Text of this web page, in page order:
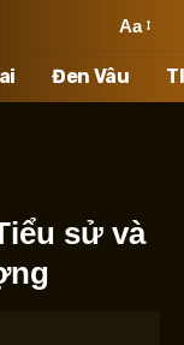
Aa
Đen Vâu
sử và